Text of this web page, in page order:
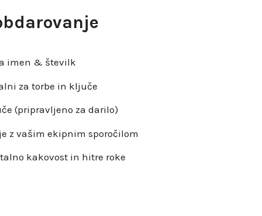
imen & številk
za torbe in ključe
(pripravljeno za darilo)
z vašim ekipnim sporočilom
kakovost in hitre roke